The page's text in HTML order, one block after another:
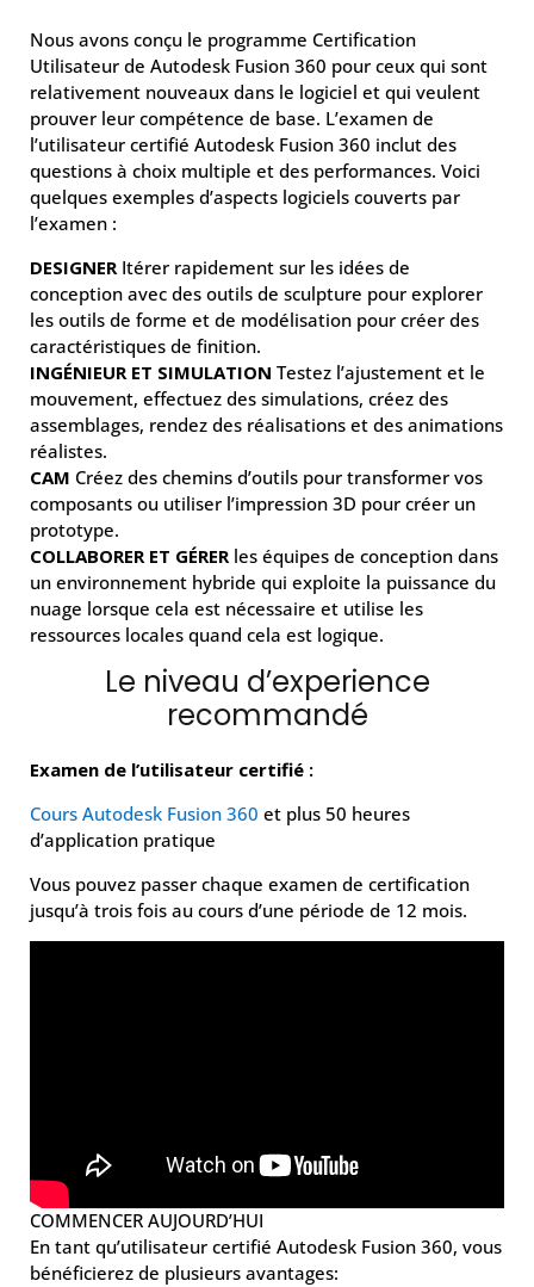
Nous avons conçu le programme Certification
Utilisateur de Autodesk Fusion 360 pour ceux qui sont
relativement nouveaux dans le logiciel et qui veulent
prouver leur compétence de base. L’examen de
l’utilisateur certifié Autodesk Fusion 360 inclut des
questions à choix multiple et des performances. Voici
quelques exemples d’aspects logiciels couverts par
l’examen :
DESIGNER Itérer rapidement sur les idées de
conception avec des outils de sculpture pour explorer
les outils de forme et de modélisation pour créer des
caractéristiques de finition.
INGÉNIEUR ET SIMULATION Testez l’ajustement et le
mouvement, effectuez des simulations, créez des
assemblages, rendez des réalisations et des animations
réalistes.
CAM Créez des chemins d’outils pour transformer vos
composants ou utiliser l’impression 3D pour créer un
prototype.
COLLABORER ET GÉRER les équipes de conception dans
un environnement hybride qui exploite la puissance du
nuage lorsque cela est nécessaire et utilise les
ressources locales quand cela est logique.
Le niveau d’experience
recommandé
Examen de l’utilisateur certifié :
Cours Autodesk Fusion 360 et plus 50 heures
d’application pratique
Vous pouvez passer chaque examen de certification
jusqu’à trois fois au cours d’une période de 12 mois.
COMMENCER AUJOURD’HUI
En tant qu’utilisateur certifié Autodesk Fusion 360, vous
bénéficierez de plusieurs avantages: